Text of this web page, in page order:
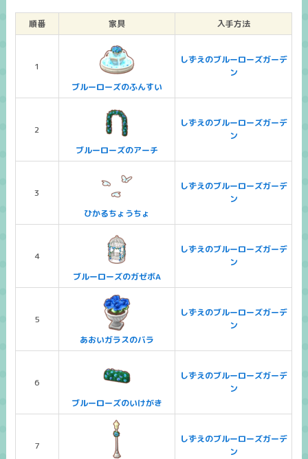
順番 家具 入手方法
1
ブルーローズのふんすい
しずえのブルーローズガーデ
ン
2
ブルーローズのアーチ
しずえのブルーローズガーデ
ン
3
ひかるちょうちょ
しずえのブルーローズガーデ
ン
4
ブルーローズのガゼボA
しずえのブルーローズガーデ
ン
5
あおいガラスのバラ
しずえのブルーローズガーデ
ン
6
ブルーローズのいけがき
しずえのブルーローズガーデ
ン
7
しずえのブルーローズガーデ
ン